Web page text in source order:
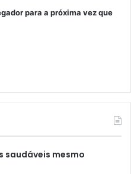
para a próxima vez que
saudáveis mesmo